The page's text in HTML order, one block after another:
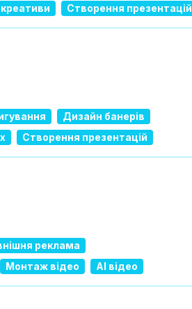
Створення презентацій
Дизайн банерів
Створення презентацій
реклама
Монтаж відео AI відео